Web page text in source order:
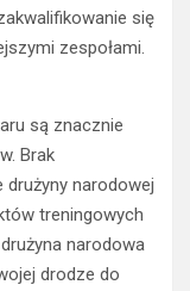
się
zespołami.
są znacznie
Brak
narodowej
treningowych
narodowa
drodze do